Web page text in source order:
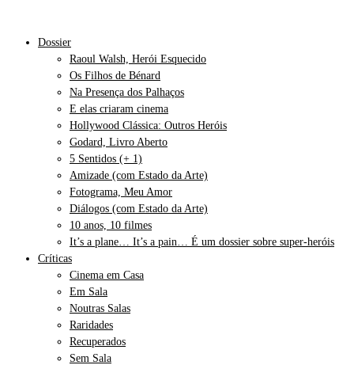
Dossier
Raoul Walsh, Herói Esquecido
Os Filhos de Bénard
Na Presença dos Palhaços
E elas criaram cinema
Hollywood Clássica: Outros Heróis
Godard, Livro Aberto
5 Sentidos (+ 1)
Amizade (com Estado da Arte)
Fotograma, Meu Amor
Diálogos (com Estado da Arte)
10 anos, 10 filmes
It’s a plane… It’s a pain… É um dossier sobre super-heróis
Críticas
Cinema em Casa
Em Sala
Noutras Salas
Raridades
Recuperados
Sem Sala